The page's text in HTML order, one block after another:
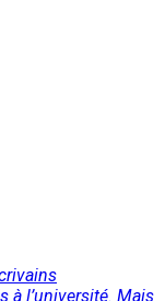
à l’université. Mais